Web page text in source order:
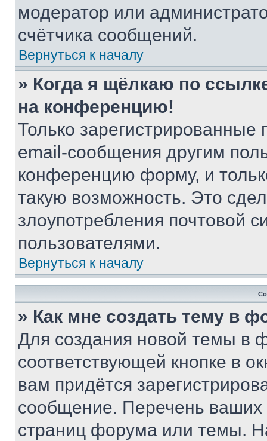
модератор или
счётчика сообщений.
Вернуться к началу
» Когда я щёлкаю по
на конференцию!
Только зарегистрированные
email-сообщения другим
конференцию форму, и
такую возможность. Это
злоупотребления почтовой
пользователями.
Вернуться к началу
» Как мне создать тему в
Для создания новой темы в
соответствующей кнопке в
вам придётся
сообщение. Перечень ваших
страниц форума или темы.